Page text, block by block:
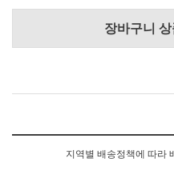
장바구니
지역별 배송정책에 따라